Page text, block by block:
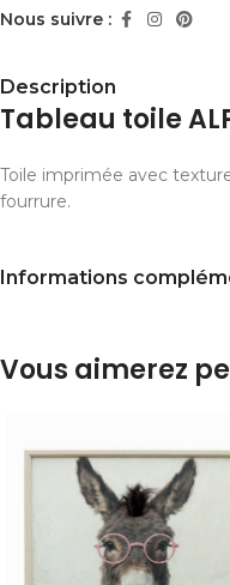
Nous suivre :
Description
Tableau toile
Toile imprimée avec
fourrure.
Informations
Vous aimerez